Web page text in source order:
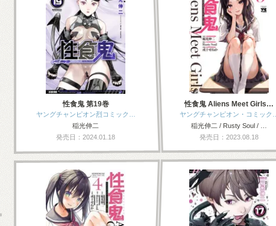
性食鬼 第19巻
ヤングチャンピオン烈コミック…
稲光伸二
発売日：2024.01.18
性食鬼 Aliens Meet Girls…
ヤングチャンピオン・コミック…
稲光伸二 / Rusty Soul / …
発売日：2023.08.18